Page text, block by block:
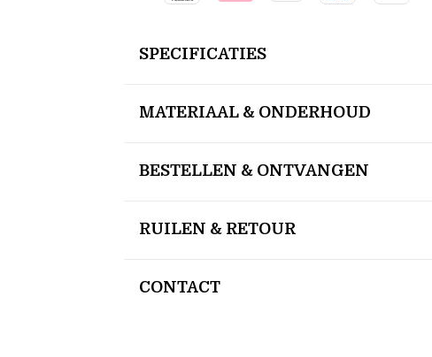
SPECIFICATIES
MATERIAAL & ONDERHOUD
BESTELLEN & ONTVANGEN
RUILEN & RETOUR
CONTACT